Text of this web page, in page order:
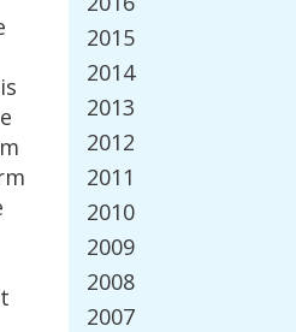
2015
2014
2013
2012
2011
2010
2009
2008
2007